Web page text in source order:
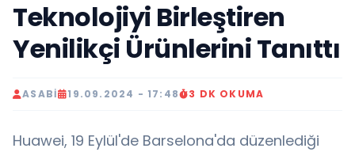
Teknolojiyi Birleştiren
Yenilikçi Ürünlerini Tanıttı
ASABI 19.09.2024 - 17:48 3 DK OKUMA
Huawei, 19 Eylül'de Barselona'da düzenlediği